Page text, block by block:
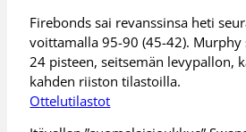
Firebonds sai revanssinsa heti
voittamalla 95-90 (45-42).
24 pisteen, seitsemän levypallon,
kahden riiston tilastoilla.
Ottelutilastot